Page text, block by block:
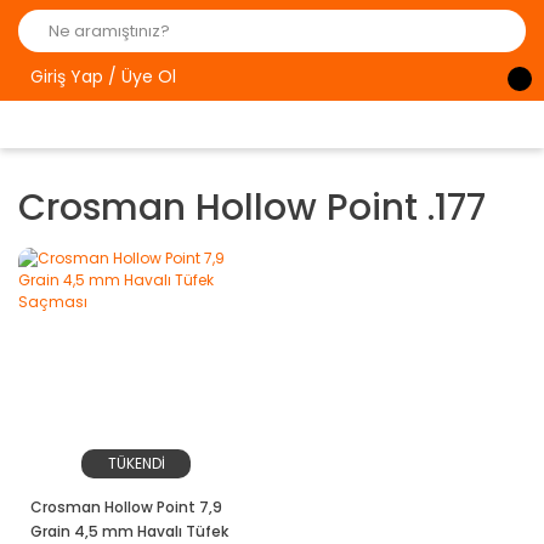
Giriş Yap / Üye Ol
Crosman Hollow Point .177
TÜKENDİ
Crosman Hollow Point 7,9
Grain 4,5 mm Havalı Tüfek